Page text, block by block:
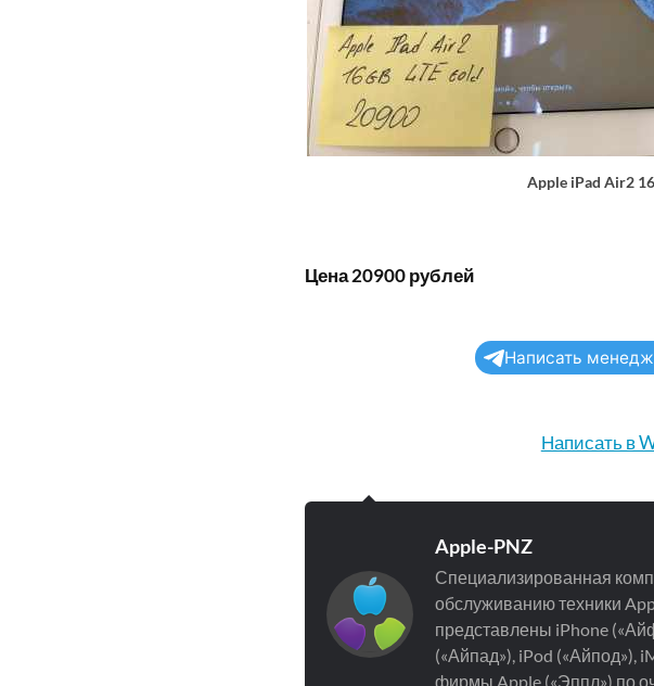
Apple iPad Air2
Цена 20900 рублей
Написать
Написать в
Apple-PNZ
Специализированная
обслуживанию техники
представлены iPhone
(«Айпад»), iPod («Айпод»),
фирмы Apple («Эппл») по